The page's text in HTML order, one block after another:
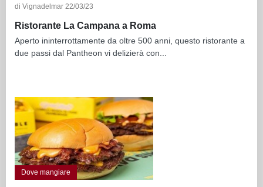
di Vignadelmar 22/03/23
Ristorante La Campana a Roma
Aperto ininterrottamente da oltre 500 anni, questo ristorante a
due passi dal Pantheon vi delizierà con...
Dove mangiare